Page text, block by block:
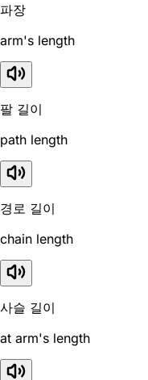
파장
arm's length
팔 길이
path length
경로 길이
chain length
사슬 길이
at arm's length